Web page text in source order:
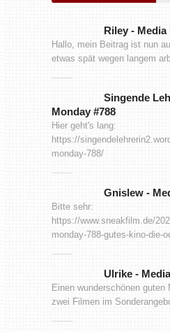
Riley- Media
Hallo, mein Beitrag ist nun
etwas spät wegen langem
Singende
Monday #788
Hier geht's lang:
https://
monday-788/
Gnislew -
Bitte sehr:
https://www.sneakfilm.de/
monday-788-gutes-kino-die-
Ulrike -
Einen wunderschönen guten
zwei Filmen im